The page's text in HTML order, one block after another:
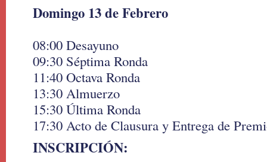
Domingo 13 de Febrero
08:00 Desayuno
09:30 Séptima Ronda
11:40 Octava Ronda
13:30 Almuerzo
15:30 Última Ronda
17:30 Acto de Clausura y Entrega de
INSCRIPCIÓN: